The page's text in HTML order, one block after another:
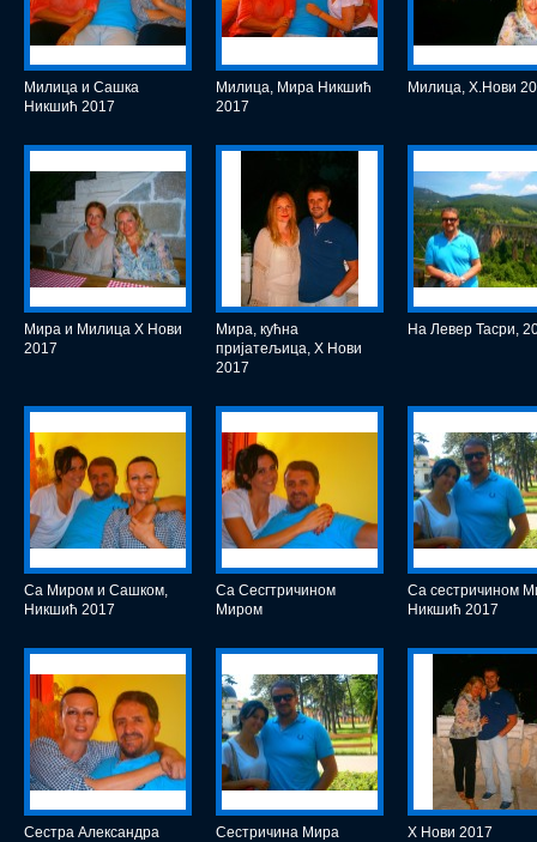
Милица и Сашка
Никшић 2017
Милица, Мира Никшић
2017
Милица, Х.Нови
Мира и Милица Х Нови
2017
Мира, кућна
пријатељица, Х Нови
2017
На Левер Тасри,
Са Миром и Сашком,
Никшић 2017
Са Сесгтричином
Миром
Са сестричином
Никшић 2017
Сестра Александра
Сестричина Мира
Х Нови 2017